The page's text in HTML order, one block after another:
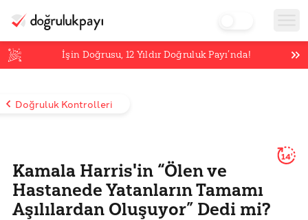
İşin Doğrusu,12 Yıldır Doğruluk Payı’nda!
Doğruluk Kontrolleri
Kamala Harris'in “Ölen ve
Hastanede Yatanların Tamamı
Aşılılardan Oluşuyor” Dedi mi?
14'